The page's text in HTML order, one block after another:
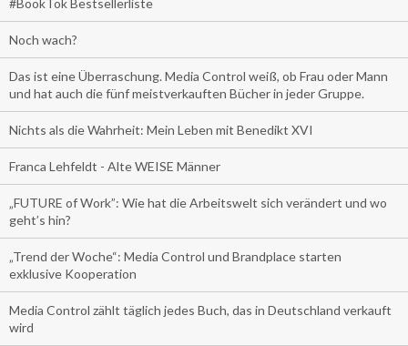
#BookTok Bestsellerliste
Noch wach?
Das ist eine Überraschung. Media Control weiß, ob Frau oder Mann
und hat auch die fünf meistverkauften Bücher in jeder Gruppe.
Nichts als die Wahrheit: Mein Leben mit Benedikt XVI
Franca Lehfeldt - Alte WEISE Männer
„FUTURE of Work”: Wie hat die Arbeitswelt sich verändert und wo
geht’s hin?
„Trend der Woche“: Media Control und Brandplace starten
exklusive Kooperation
Media Control zählt täglich jedes Buch, das in Deutschland verkauft
wird